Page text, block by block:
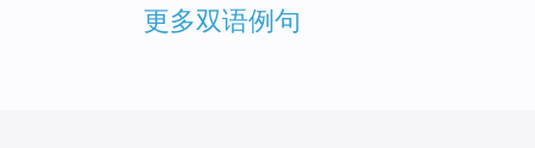
更多双语例句